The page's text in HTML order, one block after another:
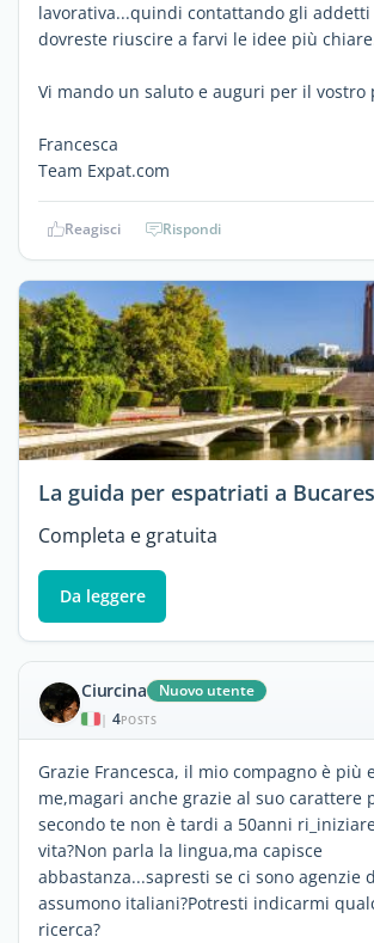
lavorativa...quindi contattando gli addetti
dovreste riuscire a farvi le idee più
Vi mando un saluto e auguri per il vostro
Francesca
Team Expat.com
Reagisci Rispondi
La guida per espatriati a
Completa e gratuita
Da leggere
Ciurcina Nuovo utente
| 4POSTS
Grazie Francesca, il mio compagno è più
me,magari anche grazie al suo carattere
secondo te non è tardi a 50anni
vita?Non parla la lingua,ma capisce
abbastanza...sapresti se ci sono agenzie
assumono italiani?Potresti indicarmi
ricerca?